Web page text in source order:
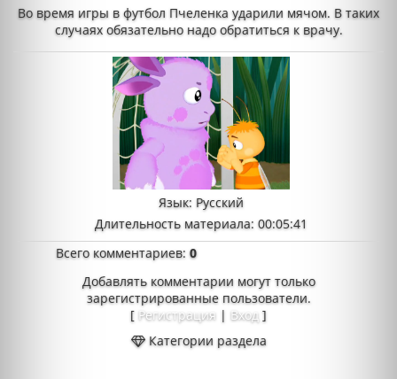
Во время игры в футбол Пчеленка ударили мячом. В таких
случаях обязательно надо обратиться к врачу.
Язык: Русский
Длительность материала: 00:05:41
Всего комментариев:0
Добавлять комментарии могут только
зарегистрированные пользователи.
[ Регистрация | Вход ]
Категории раздела